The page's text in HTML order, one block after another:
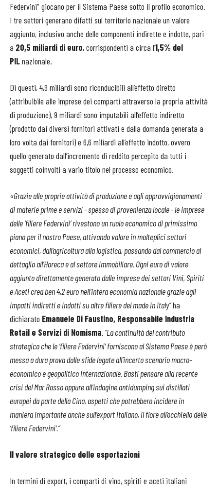
Federvini” giocano per il Sistema Paese sotto il profilo economico.
I tre settori generano difatti sul territorio nazionale un valore
aggiunto, inclusivo anche delle componenti indirette e indotte, pari
a 20,5 miliardi di euro, corrispondenti a circa l’1,5% del
PILnazionale.
Di questi, 4,9 miliardi sono riconducibili all’effetto diretto
(attribuibile alle imprese dei comparti attraverso la propria attività
di produzione), 9 miliardi sono imputabili all’effetto indiretto
(prodotto dai diversi fornitori attivati e dalla domanda generata a
loro volta dai fornitori) e 6,6 miliardi all’effetto indotto, ovvero
quello generato dall’incremento di reddito percepito da tutti i
soggetti coinvolti a vario titolo nel processo economico.
«Grazie alle proprie attività di produzione e agli approvvigionamenti
di materie prime e servizi - spesso di provenienza locale - le imprese
delle ‘filiere Federvini’ rivestono un ruolo economico di primissimo
piano per il nostro Paese, attivando valore in molteplici settori
economici, dall’agricoltura alla logistica, passando dal commercio al
dettaglio all’Horeca e al settore immobiliare. Ogni euro di valore
aggiunto direttamente generato dalle imprese dei settori Vini, Spiriti
e Aceti crea ben 4,2 euro nell’intera economia nazionale grazie agli
impatti indiretti e indotti su altre filiere del made in Italy”ha
dichiarato Emanuele Di Faustino, Responsabile Industria
Retail e Servizi di Nomisma. “La continuità del contributo
strategico che le ‘filiere Federvini’ forniscono al Sistema Paese è però
messa a dura prova dalle sfide legate all’incerto scenario macro-
economico e geopolitico internazionale. Basti pensare alla recente
crisi del Mar Rosso oppure all’indagine antidumping sui distillati
europei da parte della Cina, aspetti che potrebbero incidere in
maniera importante anche sull’export italiano, il fiore all’occhiello delle
‘filiere Federvini’.”
Il valore strategico delle esportazioni
In termini di export, i comparti di vino, spiriti e aceti italiani